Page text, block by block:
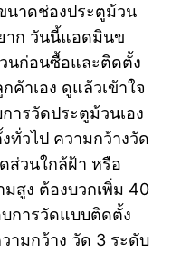
นาดช่องประตูม้วน
าก วันนี้แอดมินข
นก่อนซื้อและติดตั้ง
ค้าเอง ดูแล้วเข้าใจ
ารวัดประตูม้วนเอง
ทั่วไป ความกว้างวัด
ส่วนใกล้ฝ้า หรือ
มสูง ต้องบวกเพิ่ม 40
การวัดแบบติดตั้ง
ามกว้าง วัด 3 ระดับ